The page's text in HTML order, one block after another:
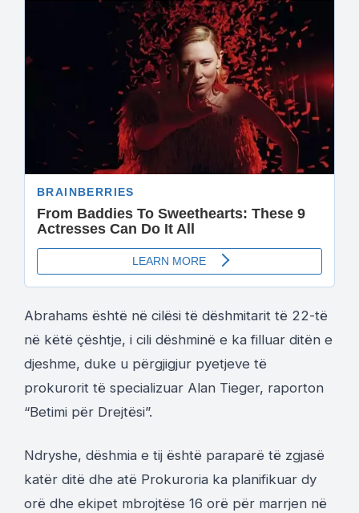
Abrahams është në cilësi të dëshmitarit të 22-të
në këtë çështje, i cili dëshminë e ka filluar ditën e
djeshme, duke u përgjigjur pyetjeve të
prokurorit të specializuar Alan Tieger, raporton
“Betimi për Drejtësi”.
Ndryshe, dëshmia e tij është paraparë të zgjasë
katër ditë dhe atë Prokuroria ka planifikuar dy
orë dhe ekipet mbrojtëse 16 orë për marrjen në